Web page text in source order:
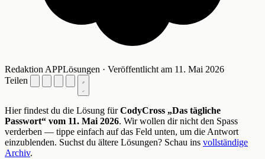
Redaktion APPLösungen · Veröffentlicht am 11. Mai 2026
Teilen
Hier findest du die Lösung fürCodyCross „Das tägliche
Passwort“ vom 11. Mai 2026. Wir wollen dir nicht den Spass
verderben — tippe einfach auf das Feld unten, um die Antwort
einzublenden. Suchst du ältere Lösungen? Schau ins vollständige
Archiv.